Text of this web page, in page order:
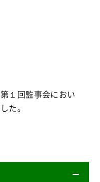
１回監事会におい
た。